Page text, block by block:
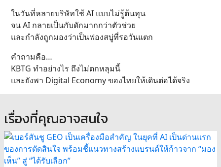
ในวันที่หลายบริษัทใช้ AI แบบไม่รู้ต้นทุน
จน AI กลายเป็นกับดักมากกว่าตัวช่วย
และกำลังถูกมองว่าเป็นฟองสบู่ที่รอวันแตก
คำถามคือ…
KBTG ทำอย่างไร ถึงไม่ตกหลุมนี้
และยังพา Digital Economy ของไทยให้เดินต่อได้จริง
เรื่องที่คุณอาจสนใจ